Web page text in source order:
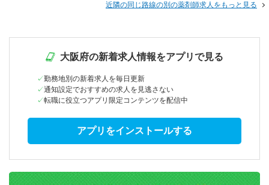
近隣の同じ路線の別の薬剤師求人をもっと見る
大阪府の新着求人情報をアプリで見る
勤務地別の新着求人を毎日更新
通知設定でおすすめの求人を見逃さない
転職に役立つアプリ限定コンテンツを配信中
アプリをインストールする